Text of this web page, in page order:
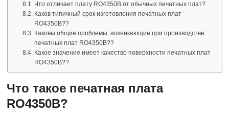
Что отличает плату RO4350B от обычных печатных плат?
Каков типичный срок изготовления печатных плат
RO4350B??
Каковы общие проблемы, возникающие при производстве
печатных плат RO4350B??
Какое значение имеет качество поверхности печатных плат
RO4350B??
Что такое печатная плата
RO4350B?